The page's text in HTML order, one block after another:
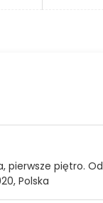
pierwsze piętro. Od
Polska